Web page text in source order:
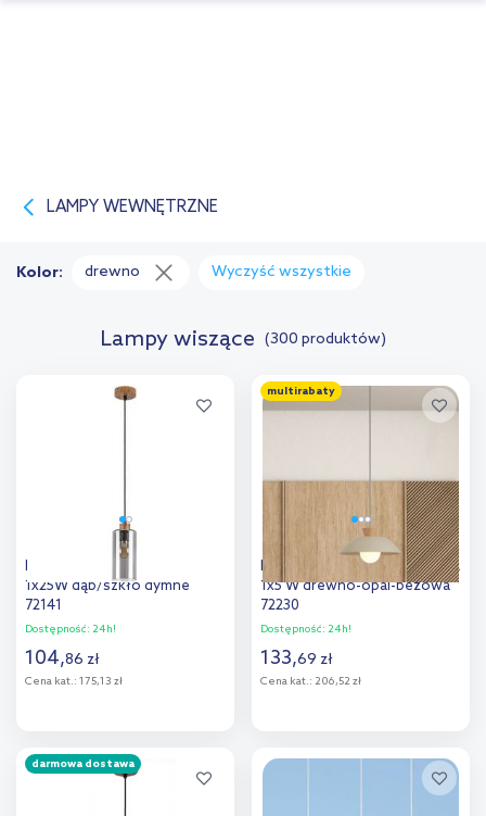
LAMPY WEWNĘTRZNE
Lampy wiszące (300 produktów)
Kolor: drewno Wyczyść wszystkie
Rabalux Tanno lampa wisząca
1x25W dąb/szkło dymne
72141
Dostępność: 24h!
104,86 zł
Cena kat.: 175,13 zł
Dodaj do
multirabaty
Rabalux Golnar lampa wisząca
1x5 W drewno-opal-beżowa
72230
Dostępność: 24h!
133,69 zł
Cena kat.: 206,52 zł
darmowa dostawa